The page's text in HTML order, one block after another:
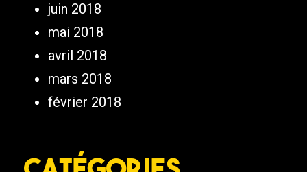
juin 2018
mai 2018
avril 2018
mars 2018
février 2018